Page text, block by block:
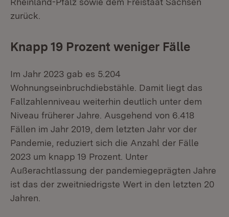
zurück.
Knapp 19 Prozent weniger Fälle
Im Jahr 2023 gab es 5.204
Wohnungseinbruchdiebstähle. Damit liegt das
Fallzahlenniveau weiterhin deutlich unter dem
Niveau früherer Jahre. Ausgehend von 6.418
Fällen im Jahr 2019, dem letzten Jahr vor der
Pandemie, reduziert sich die Anzahl der Fälle
2023 um knapp 19 Prozent. Unter
Außerachtlassung der pandemiegeprägten Jahre
ist das der zweitniedrigste Wert in den letzten 20
Jahren.